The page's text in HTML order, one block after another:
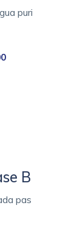
puri
B
pas